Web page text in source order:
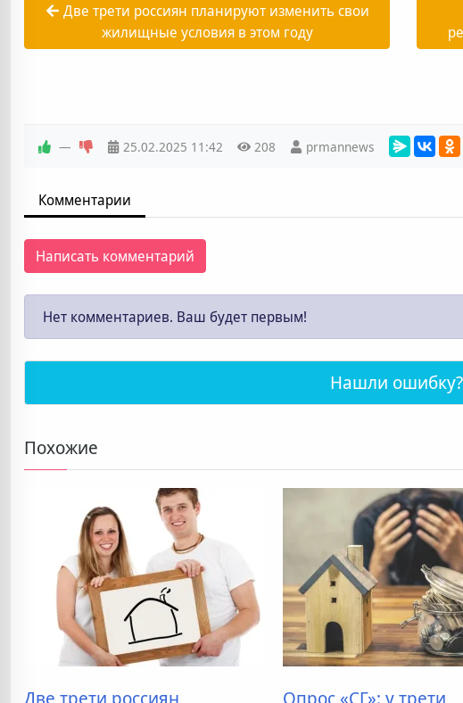
Две трети россиян планируют изменить свои
жилищные условия в этом году
— 25.02.2025 11:42 208 prmannews
Комментарии
Написать комментарий
Нет комментариев. Ваш будет первым!
Нашли ошибку?
Похожие